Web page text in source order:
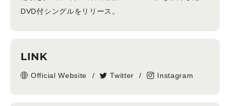
DVD付シングルをリリース。
LINK
Official Website Twitter Instagram